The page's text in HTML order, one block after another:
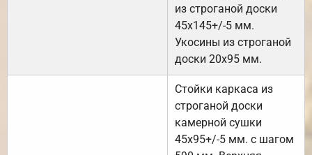
из строганой доски
45х145+/-5 мм.
Укосины из строганой
доски 20х95 мм.
Стойки каркаса из
строганой доски
камерной сушки
45х95+/-5 мм. с шагом